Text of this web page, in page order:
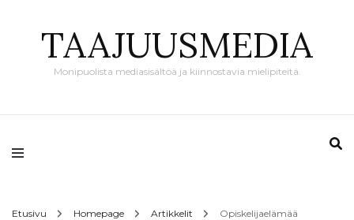
TAAJUUSMEDIA
Monipuolista mediasisältöä ja kiinnostavia mielipiteitä.
Etusivu Homepage Artikkelit
Opiskelijaelämää